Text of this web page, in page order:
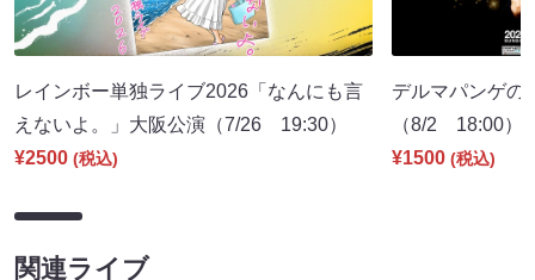
レインボー単独ライブ2026「なんにも言
えないよ。」大阪公演（7/26 19:30）
¥2500 (税込)
デルマパンゲの
（8/2 18:00）
¥1500 (税込)
関連ライブ